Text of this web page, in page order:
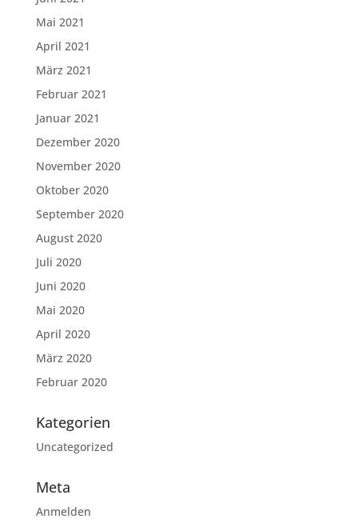
Mai 2021
April 2021
März 2021
Februar 2021
Januar 2021
Dezember 2020
November 2020
Oktober 2020
September 2020
August 2020
Juli 2020
Juni 2020
Mai 2020
April 2020
März 2020
Februar 2020
Kategorien
Uncategorized
Meta
Anmelden